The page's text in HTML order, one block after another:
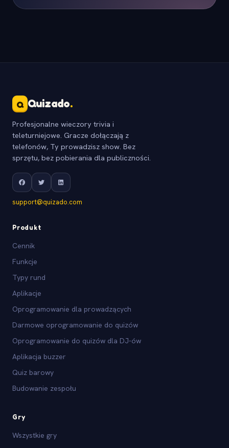
Q Quizado.
Profesjonalne wieczory trivia i
teleturniejowe. Gracze dołączają z
telefonów, Ty prowadzisz show. Bez
sprzętu, bez pobierania dla publiczności.
support@quizado.com
Produkt
Cennik
Funkcje
Typy rund
Aplikacje
Oprogramowanie dla prowadzących
Darmowe oprogramowanie do quizów
Oprogramowanie do quizów dla DJ-ów
Aplikacja buzzer
Quiz barowy
Budowanie zespołu
Gry
Wszystkie gry